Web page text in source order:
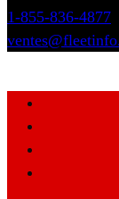
1-855-836-4877